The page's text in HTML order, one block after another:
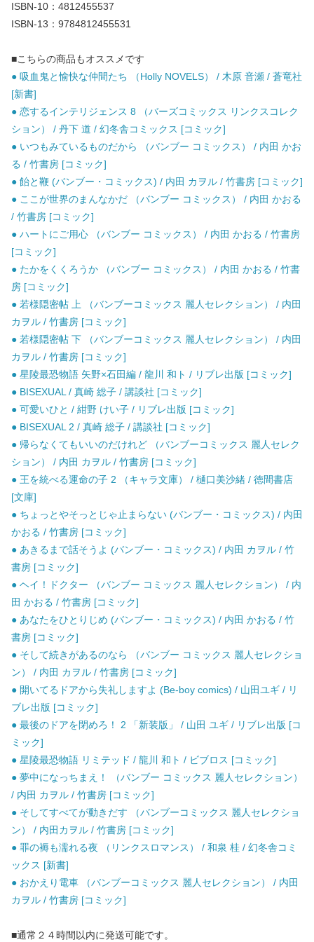
ISBN-10：4812455537
ISBN-13：9784812455531
■こちらの商品もオススメです
● 吸血鬼と愉快な仲間たち （Holly NOVELS） / 木原 音瀬 / 蒼竜社
[新書]
● 恋するインテリジェンス 8 （バーズコミックス リンクスコレク
ション） / 丹下 道 / 幻冬舎コミックス [コミック]
● いつもみているものだから （バンブー コミックス） / 内田 かお
る / 竹書房 [コミック]
● 飴と鞭 (バンブー・コミックス) / 内田 カヲル / 竹書房 [コミック]
● ここが世界のまんなかだ （バンブー コミックス） / 内田 かおる
/ 竹書房 [コミック]
● ハートにご用心 （バンブー コミックス） / 内田 かおる / 竹書房
[コミック]
● たかをくくろうか （バンブー コミックス） / 内田 かおる / 竹書
房 [コミック]
● 若様隠密帖 上 （バンブーコミックス 麗人セレクション） / 内田
カヲル / 竹書房 [コミック]
● 若様隠密帖 下 （バンブーコミックス 麗人セレクション） / 内田
カヲル / 竹書房 [コミック]
● 星陵最恐物語 矢野×石田編 / 龍川 和ト / リブレ出版 [コミック]
● BISEXUAL / 真崎 総子 / 講談社 [コミック]
● 可愛いひと / 紺野 けい子 / リブレ出版 [コミック]
● BISEXUAL 2 / 真崎 総子 / 講談社 [コミック]
● 帰らなくてもいいのだけれど （バンブーコミックス 麗人セレク
ション） / 内田 カヲル / 竹書房 [コミック]
● 王を統べる運命の子 2 （キャラ文庫） / 樋口美沙緒 / 徳間書店
[文庫]
● ちょっとやそっとじゃ止まらない (バンブー・コミックス) / 内田
かおる / 竹書房 [コミック]
● あきるまで話そうよ (バンブー・コミックス) / 内田 カヲル / 竹
書房 [コミック]
● ヘイ！ドクター （バンブー コミックス 麗人セレクション） / 内
田 かおる / 竹書房 [コミック]
● あなたをひとりじめ (バンブー・コミックス) / 内田 かおる / 竹
書房 [コミック]
● そして続きがあるのなら （バンブー コミックス 麗人セレクショ
ン） / 内田 カヲル / 竹書房 [コミック]
● 開いてるドアから失礼しますよ (Be-boy comics) / 山田ユギ / リ
ブレ出版 [コミック]
● 最後のドアを閉めろ！ 2 「新装版」 / 山田 ユギ / リブレ出版 [コ
ミック]
● 星陵最恐物語 リミテッド / 龍川 和ト / ビブロス [コミック]
● 夢中になっちまえ！ （バンブー コミックス 麗人セレクション）
/ 内田 カヲル / 竹書房 [コミック]
● そしてすべてが動きだす （バンブーコミックス 麗人セレクショ
ン） / 内田カヲル / 竹書房 [コミック]
● 罪の褥も濡れる夜 （リンクスロマンス） / 和泉 桂 / 幻冬舎コミ
ックス [新書]
● おかえり電車 （バンブーコミックス 麗人セレクション） / 内田
カヲル / 竹書房 [コミック]
■通常２４時間以内に発送可能です。